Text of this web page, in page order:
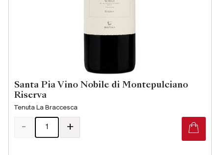
Santa Pia Vino Nobile di Montepulciano
Riserva
Tenuta La Braccesca
- +